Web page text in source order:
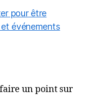
pour être
événements
un point sur